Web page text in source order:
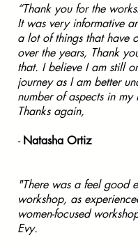
“Thank you for the
It was very informative
a lot of things that have
over the years, Thank
that. I believe I am still
journey as I am better
number of aspects in my
Thanks again,
-Natasha Ortiz
"There was a feel good
workshop, as
women-focused
Evy.